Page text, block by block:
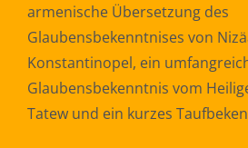
armenische Übersetzung des
Glaubensbekenntnises von
Konstantinopel, ein
Glaubensbekenntnis vom
Tatew und ein kurzes